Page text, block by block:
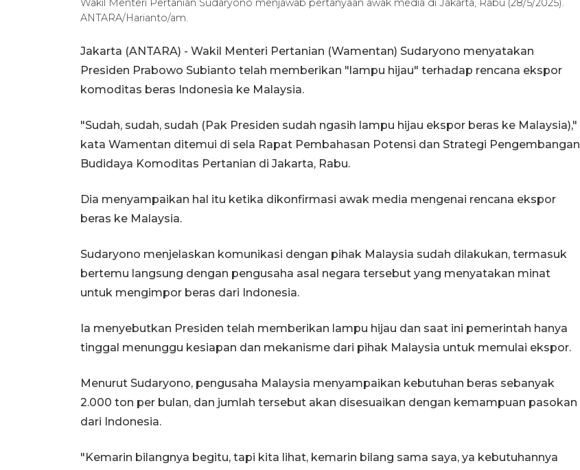
Wakil Menteri Pertanian Sudaryono menjawab pertanyaan awak media di Jakarta, Rabu (28/5/2025).
ANTARA/Harianto/am.
Jakarta (ANTARA) - Wakil Menteri Pertanian (Wamentan) Sudaryono menyatakan
Presiden Prabowo Subianto telah memberikan "lampu hijau" terhadap rencana ekspor
komoditas beras Indonesia ke Malaysia.
"Sudah, sudah, sudah (Pak Presiden sudah ngasih lampu hijau ekspor beras ke Malaysia),"
kata Wamentan ditemui di sela Rapat Pembahasan Potensi dan Strategi Pengembangan
Budidaya Komoditas Pertanian di Jakarta, Rabu.
Dia menyampaikan hal itu ketika dikonfirmasi awak media mengenai rencana ekspor
beras ke Malaysia.
Sudaryono menjelaskan komunikasi dengan pihak Malaysia sudah dilakukan, termasuk
bertemu langsung dengan pengusaha asal negara tersebut yang menyatakan minat
untuk mengimpor beras dari Indonesia.
Ia menyebutkan Presiden telah memberikan lampu hijau dan saat ini pemerintah hanya
tinggal menunggu kesiapan dan mekanisme dari pihak Malaysia untuk memulai ekspor.
Menurut Sudaryono, pengusaha Malaysia menyampaikan kebutuhan beras sebanyak
2.000 ton per bulan, dan jumlah tersebut akan disesuaikan dengan kemampuan pasokan
dari Indonesia.
"Kemarin bilangnya begitu, tapi kita lihat, kemarin bilang sama saya, ya kebutuhannya